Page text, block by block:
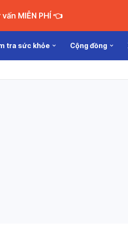
👉 Nhận tư vấn MIỄN PHÍ 👈
tra sức khỏe Cộng đồng